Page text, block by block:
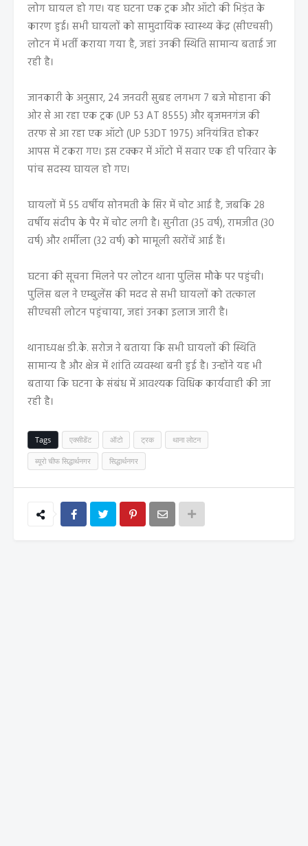
लोग घायल हो गए। यह घटना एक ट्रक और ऑटो की भिड़ंत के
कारण हुई। सभी घायलों को सामुदायिक स्वास्थ्य केंद्र (सीएचसी)
लोटन में भर्ती कराया गया है, जहां उनकी स्थिति सामान्य बताई जा
रही है।
जानकारी के अनुसार, 24 जनवरी सुबह लगभग 7 बजे मोहाना की
ओर से आ रहा एक ट्रक (UP 53 AT 8555) और बृजमनगंज की
तरफ से आ रहा एक ऑटो (UP 53DT 1975) अनियंत्रित होकर
आपस में टकरा गए। इस टक्कर में ऑटो में सवार एक ही परिवार के
पांच सदस्य घायल हो गए।
घायलों में 55 वर्षीय सोनमती के सिर में चोट आई है, जबकि 28
वर्षीय संदीप के पैर में चोट लगी है। सुनीता (35 वर्ष), रामजीत (30
वर्ष) और शर्मीला (32 वर्ष) को मामूली खरोंचें आई हैं।
घटना की सूचना मिलने पर लोटन थाना पुलिस मौके पर पहुंची।
पुलिस बल ने एम्बुलेंस की मदद से सभी घायलों को तत्काल
सीएचसी लोटन पहुंचाया, जहां उनका इलाज जारी है।
थानाध्यक्ष डी.के. सरोज ने बताया कि सभी घायलों की स्थिति
सामान्य है और क्षेत्र में शांति व्यवस्था बनी हुई है। उन्होंने यह भी
बताया कि घटना के संबंध में आवश्यक विधिक कार्यवाही की जा
रही है।
Tags एक्सीडेंट ऑटो ट्रक थाना लोटन
ब्यूरो चीफ सिद्धार्थनगर सिद्धार्थनगर